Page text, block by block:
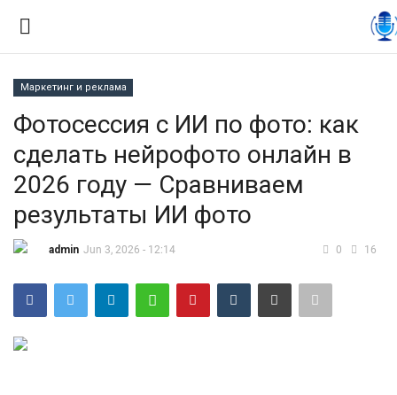
Контакты
Правила размещения
Политика
Экономика
Технологии
Маркетинг и реклама
Фотосессия с ИИ по фото: как
сделать нейрофото онлайн в
2026 году — Сравниваем
результаты ИИ фото
admin Jun 3, 2026 - 12:14 0 16